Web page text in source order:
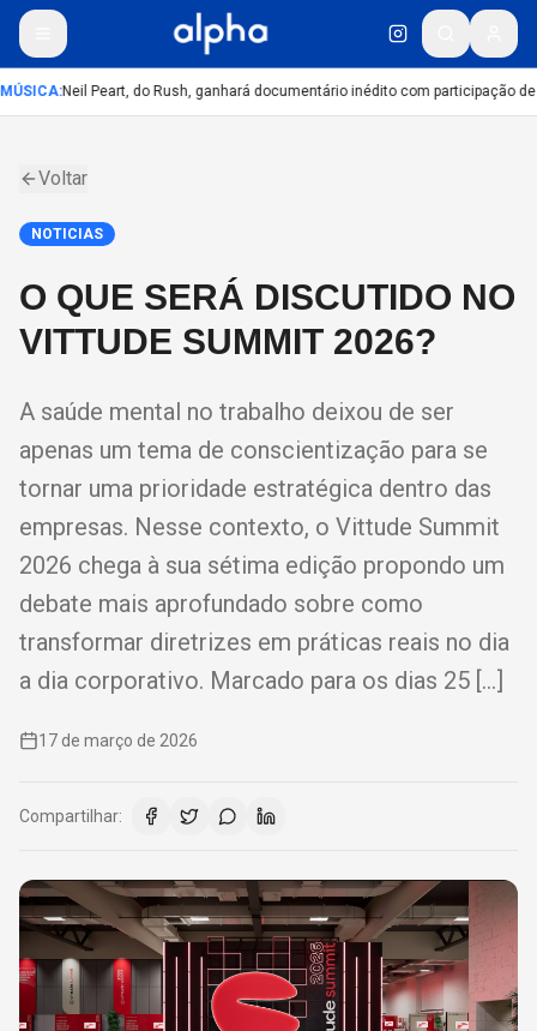
:Neil Peart, do Rush, ganhará documentário inédito com participação de
Voltar
NOTICIAS
O QUE SERÁ DISCUTIDO NO
VITTUDE SUMMIT 2026?
A saúde mental no trabalho deixou de ser
apenas um tema de conscientização para se
tornar uma prioridade estratégica dentro das
empresas. Nesse contexto, o Vittude Summit
2026 chega à sua sétima edição propondo um
debate mais aprofundado sobre como
transformar diretrizes em práticas reais no dia
a dia corporativo. Marcado para os dias 25 […]
17 de março de 2026
Compartilhar: